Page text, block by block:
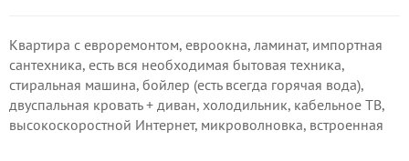
Квартира с евроремонтом, евроокна, ламинат, импортная
сантехника, есть вся необходимая бытовая техника,
стиральная машина, бойлер (есть всегда горячая вода),
двуспальная кровать + диван, холодильник, кабельное ТВ,
высокоскоростной Интернет, микроволновка, встроенная